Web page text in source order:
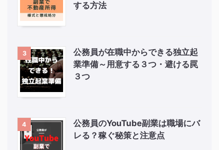
する方法
3
公務員が在職中からできる独立起
業準備～用意する３つ・避ける罠
３つ
4
公務員のYouTube副業は職場にバ
レる？稼ぐ秘策と注意点